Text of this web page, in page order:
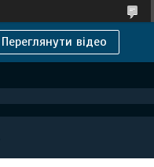
Переглянути відео